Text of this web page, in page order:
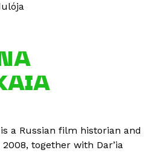
a Russian film historian and
together with Dar’ia